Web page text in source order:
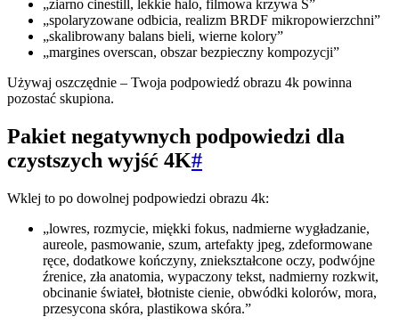
„ziarno cinestill, lekkie halo, filmowa krzywa S”
„spolaryzowane odbicia, realizm BRDF mikropowierzchni”
„skalibrowany balans bieli, wierne kolory”
„margines overscan, obszar bezpieczny kompozycji”
Używaj oszczędnie – Twoja podpowiedź obrazu 4k powinna
pozostać skupiona.
Pakiet negatywnych podpowiedzi dla
czystszych wyjść 4K#
Wklej to po dowolnej podpowiedzi obrazu 4k:
„lowres, rozmycie, miękki fokus, nadmierne wygładzanie,
aureole, pasmowanie, szum, artefakty jpeg, zdeformowane
ręce, dodatkowe kończyny, zniekształcone oczy, podwójne
źrenice, zła anatomia, wypaczony tekst, nadmierny rozkwit,
obcinanie świateł, błotniste cienie, obwódki kolorów, mora,
przesycona skóra, plastikowa skóra.”